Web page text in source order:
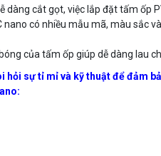
dàng cắt gọt, việc lắp đặt tấm ốp
nano có nhiều mẫu mã, màu sắc
của tấm ốp giúp dễ dàng lau
hỏi sự tỉ mỉ và kỹ thuật để đảm